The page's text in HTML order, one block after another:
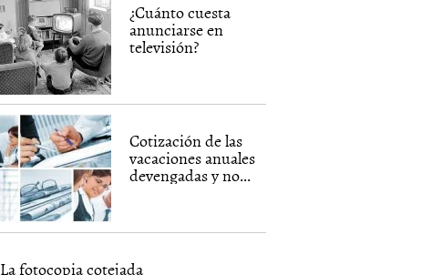
¿Cuánto cuesta
anunciarse en
televisión?
Cotización de las
vacaciones anuales
devengadas y no...
La fotocopia cotejada